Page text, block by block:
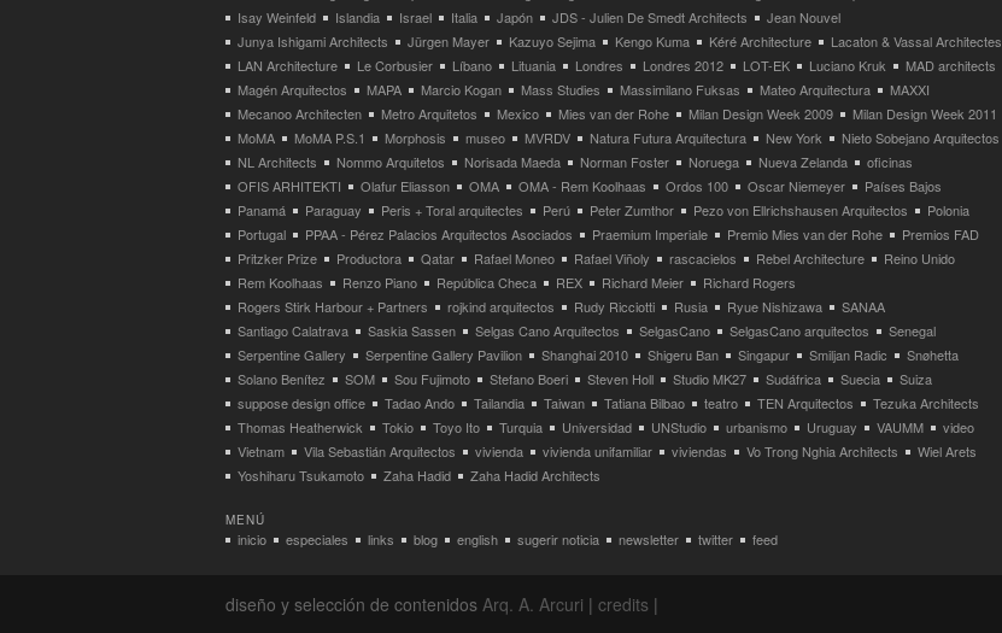
Isay Weinfeld
Islandia Israel Italia Japón JDS - Julien De Smedt Architects
Jean Nouvel
Junya Ishigami Architects
Jürgen Mayer Kazuyo Sejima Kengo Kuma Kéré Architecture
Lacaton & Vassal Architectes
LAN Architecture
Le Corbusier Líbano Lituania Londres Londres 2012 LOT-EK Luciano Kruk
MAD architects
Magén Arquitectos
MAPA Marcio Kogan Mass Studies Massimilano Fuksas Mateo Arquitectura
MAXXI
Mecanoo Architecten
Metro Arquitetos Mexico Mies van der Rohe Milan Design Week 2009
Milan Design Week 2011
MoMA
MoMA P.S.1 Morphosis museo MVRDV Natura Futura Arquitectura New York
Nieto Sobejano Arquitectos
NL Architects
Nommo Arquitetos Norisada Maeda Norman Foster Noruega Nueva Zelanda
oficinas
OFIS ARHITEKTI
Olafur Eliasson OMA OMA - Rem Koolhaas Ordos 100 Oscar Niemeyer
Países Bajos
Panamá
Paraguay Peris + Toral arquitectes Perú Peter Zumthor Pezo von Ellrichshausen Arquitectos
Polonia
Portugal
PPAA - Pérez Palacios Arquitectos Asociados Praemium Imperiale Premio Mies van der Rohe
Premios FAD
Pritzker Prize
Productora Qatar Rafael Moneo Rafael Viñoly rascacielos Rebel Architecture
Reino Unido
Rem Koolhaas
Renzo Piano República Checa REX Richard Meier
Richard Rogers
Rogers Stirk Harbour + Partners
rojkind arquitectos Rudy Ricciotti Rusia Ryue Nishizawa
SANAA
Santiago Calatrava
Saskia Sassen Selgas Cano Arquitectos SelgasCano SelgasCano arquitectos
Senegal
Serpentine Gallery
Serpentine Gallery Pavilion Shanghai 2010 Shigeru Ban Singapur Smiljan Radic
Snøhetta
Solano Benítez
SOM Sou Fujimoto Stefano Boeri Steven Holl Studio MK27 Sudáfrica Suecia
Suiza
suppose design office
Tadao Ando Tailandia Taiwan Tatiana Bilbao teatro TEN Arquitectos
Tezuka Architects
Thomas Heatherwick
Tokio Toyo Ito Turquia Universidad UNStudio urbanismo Uruguay VAUMM
video
Vietnam
Vila Sebastián Arquitectos vivienda vivienda unifamiliar viviendas Vo Trong Nghia Architects
Wiel Arets
Yoshiharu Tsukamoto
Zaha Hadid Zaha Hadid Architects
MENÚ
inicio especiales links blog english sugerir noticia newsletter twitter feed
diseño y selección de contenidos Arq. A. Arcuri | credits |